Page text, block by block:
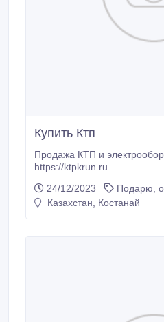
Купить Ктп
Продажа КТП и
https://ktpkrun.ru.
24/12/2023
Подарю,
Казахстан, Костанай